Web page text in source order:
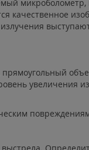
качественное
излучения
увеличения